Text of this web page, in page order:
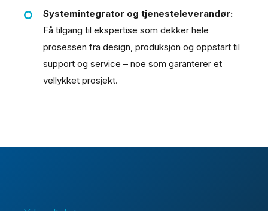
Systemintegrator og tjenesteleverandør:
Få tilgang til ekspertise som dekker hele
prosessen fra design, produksjon og oppstart til
support og service – noe som garanterer et
vellykket prosjekt.